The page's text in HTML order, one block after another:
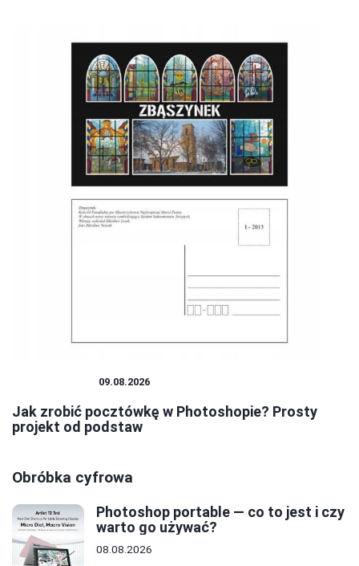
09.08.2026
Jak zrobić pocztówkę w Photoshopie? Prosty
projekt od podstaw
Obróbka cyfrowa
Photoshop portable — co to jest i czy
warto go używać?
08.08.2026